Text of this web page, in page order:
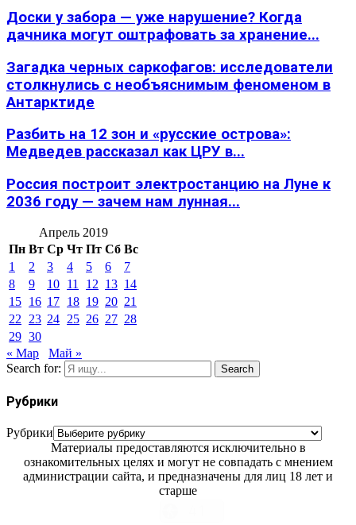
Доски у забора — уже нарушение? Когда
дачника могут оштрафовать за хранение...
Загадка черных саркофагов: исследователи
столкнулись с необъяснимым феноменом в
Антарктиде
Разбить на 12 зон и «русские острова»:
Медведев рассказал как ЦРУ в...
Россия построит электростанцию на Луне к
2036 году — зачем нам лунная...
Апрель 2019
Пн Вт Ср Чт Пт Сб Вс
1
2 3 4 5 6
7
8
9 10 11 12 13 14
15 16 17 18 19 20 21
22
23 24 25 26 27 28
29 30
« Мар
Май »
Search for:
Search
Рубрики
Рубрики
Материалы предоставляются исключительно в
ознакомительных целях и могут не совпадать с мнением
администрации сайта, и предназначены для лиц 18 лет и
старше